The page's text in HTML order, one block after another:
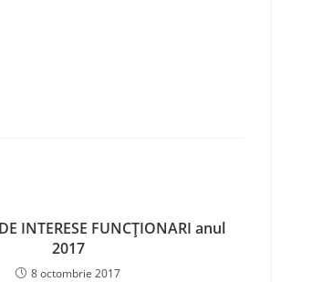
INTERESE FUNCŢIONARI anul
2017
8 octombrie 2017